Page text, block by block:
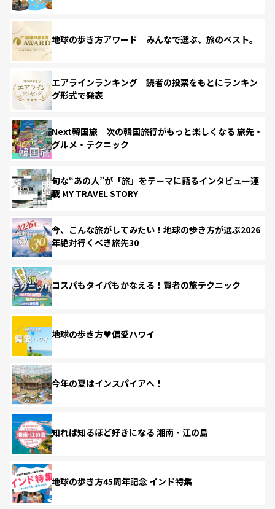
地球の歩き方アワード みんなで選ぶ、旅のベスト。
エアラインランキング 読者の投票をもとにランキン
グ形式で発表
Next韓国旅 次の韓国旅行がもっと楽しくなる 旅先・
グルメ・テクニック
旬な“あの人”が「旅」をテーマに語るインタビュー連
載 MY TRAVEL STORY
今、こんな旅がしてみたい！地球の歩き方が選ぶ2026
年絶対行くべき旅先30
コスパもタイパもかなえる！賢者の旅テクニック
地球の歩き方♥偏愛ハワイ
今年の夏はインスパイアへ！
知れば知るほど好きになる 湘南・江の島
地球の歩き方45周年記念 インド特集